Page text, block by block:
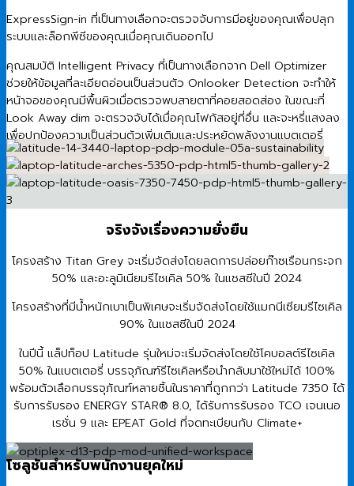
ExpressSign-in ที่เป็นทางเลือกจะตรวจจับการมีอยู่ของคุณเพื่อปลุก
ระบบและล็อกพีซีของคุณเมื่อคุณเดินออกไป
คุณสมบัติ Intelligent Privacy ที่เป็นทางเลือกจาก Dell Optimizer
ช่วยให้ข้อมูลที่ละเอียดอ่อนเป็นส่วนตัว Onlooker Detection จะทำให้
หน้าจอของคุณมีพื้นผิวเมื่อตรวจพบสายตาที่คอยสอดส่อง ในขณะที่
Look Away dim จะตรวจจับได้เมื่อคุณโฟกัสอยู่ที่อื่น และจะหรี่แสงลง
เพื่อปกป้องความเป็นส่วนตัวเพิ่มเติมและประหยัดพลังงานแบตเตอรี่
จริงจังเรื่องความยั่งยืน
โครงสร้าง Titan Grey จะเริ่มจัดส่งโดยลดการปล่อยก๊าซเรือนกระจก
50% และอะลูมิเนียมรีไซเคิล 50% ในแชสซีในปี 2024
โครงสร้างที่มีน้ำหนักเบาเป็นพิเศษจะเริ่มจัดส่งโดยใช้แมกนีเซียมรีไซเคิล
90% ในแชสซีในปี 2024
ในปีนี้ แล็ปท็อป Latitude รุ่นใหม่จะเริ่มจัดส่งโดยใช้โคบอลต์รีไซเคิล
50% ในแบตเตอรี่ บรรจุภัณฑ์รีไซเคิลหรือนำกลับมาใช้ใหม่ได้ 100%
พร้อมตัวเลือกบรรจุภัณฑ์หลายชิ้นในราคาที่ถูกกว่า Latitude 7350 ได้
รับการรับรอง ENERGY STAR® 8.0, ได้รับการรับรอง TCO เจนเนอ
เรชั่น 9 และ EPEAT Gold ที่จดทะเบียนกับ Climate+
โซลูชันสำหรับพนักงานยุคใหม่